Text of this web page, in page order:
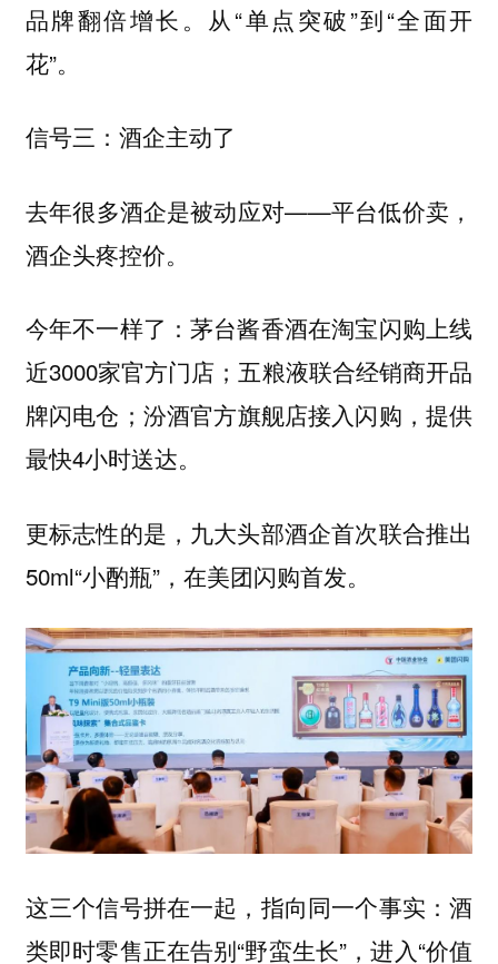
品牌翻倍增长。从“单点突破”到“全面开
花”。
信号三：酒企主动了
去年很多酒企是被动应对——平台低价卖，
酒企头疼控价。
今年不一样了：茅台酱香酒在淘宝闪购上线
近3000家官方门店；五粮液联合经销商开品
牌闪电仓；汾酒官方旗舰店接入闪购，提供
最快4小时送达。
更标志性的是，九大头部酒企首次联合推出
50ml“小酌瓶”，在美团闪购首发。
这三个信号拼在一起，指向同一个事实：酒
类即时零售正在告别“野蛮生长”，进入“价值